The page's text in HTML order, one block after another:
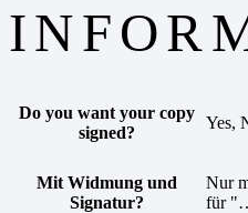
Do you want your copy
signed?
Yes,
Mit Widmung und
Signatur?
Nur
für